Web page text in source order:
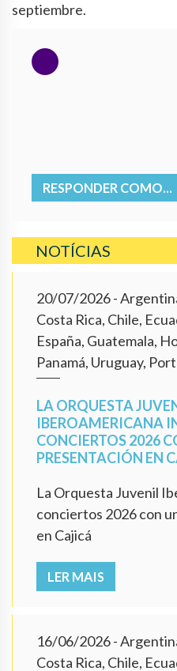
septiembre.
RESPONDER COMO...
NOTÍCIAS
20/07/2026-
Costa Rica, Chile,
España, Guatemala,
Panamá, Uruguay,
LA ORQUESTA
IBEROAMERICANA
CONCIERTOS 2026
PRESENTACIÓN EN
La Orquesta Juvenil
conciertos 2026 con
en Cajicá
LER MAIS
16/06/2026-
Costa Rica, Chile,